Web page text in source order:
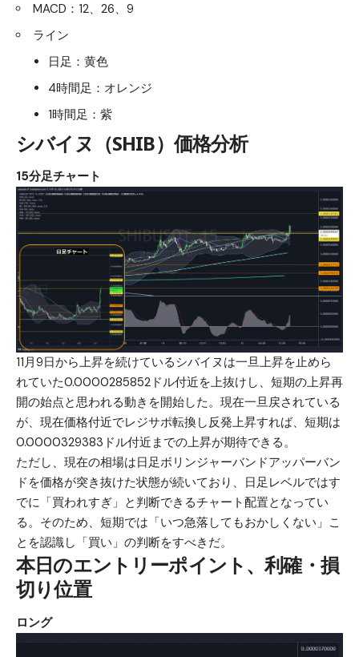
MACD：12、26、9
ライン
日足：黄色
4時間足：オレンジ
1時間足：紫
シバイヌ（SHIB）価格分析
15分足チャート
11月9日から上昇を続けているシバイヌは一旦上昇を止めら
れていた0.0000285852ドル付近を上抜けし、短期の上昇再
開の始点と思われる動きを開始した。現在一旦戻されている
が、現在価格付近でレジサポ転換し反発上昇すれば、短期は
0.0000329383ドル付近までの上昇が期待できる。
ただし、現在の相場は日足ボリンジャーバンドアッパーバン
ドを価格が突き抜けた状態が続いており、日足レベルではす
でに「買われすぎ」と判断できるチャート配置となってい
る。そのため、短期では「いつ急落してもおかしくない」こ
とを認識し「買い」の判断をすべきだ。
本日のエントリーポイント、利確・損
切り位置
ロング